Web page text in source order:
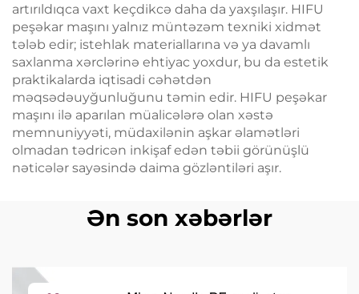
artırıldıqca vaxt keçdikcə daha da yaxşılaşır. HIFU
peşəkar maşını yalnız müntəzəm texniki xidmət
tələb edir; istehlak materiallarına və ya davamlı
saxlanma xərclərinə ehtiyac yoxdur, bu da estetik
praktikalarda iqtisadi cəhətdən
məqsədəuyğunluğunu təmin edir. HIFU peşəkar
maşını ilə aparılan müalicələrə olan xəstə
memnuniyyəti, müdaxilənin aşkar əlamətləri
olmadan tədricən inkişaf edən təbii görünüşlü
nəticələr sayəsində daima gözləntiləri aşır.
Ən son xəbərlər